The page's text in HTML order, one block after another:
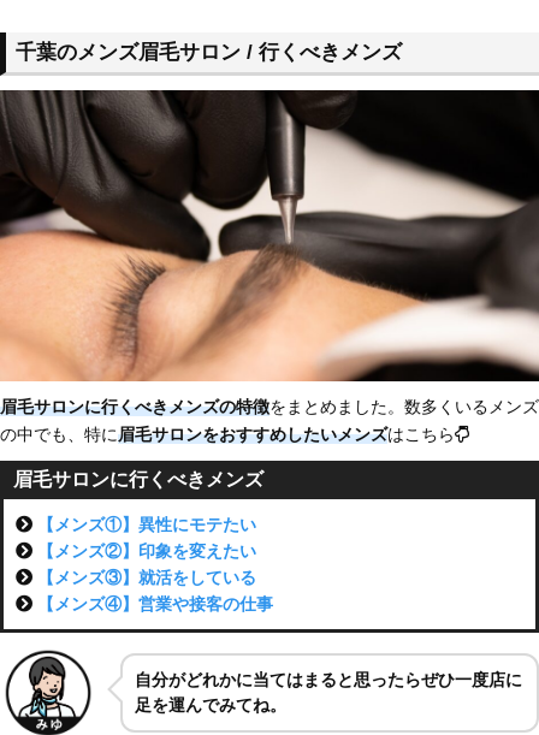
千葉のメンズ眉毛サロン / 行くべきメンズ
眉毛サロンに行くべきメンズの特徴をまとめました。数多くいるメンズ
の中でも、特に眉毛サロンをおすすめしたいメンズはこちら
眉毛サロンに行くべきメンズ
【メンズ①】異性にモテたい
【メンズ②】印象を変えたい
【メンズ③】就活をしている
【メンズ④】営業や接客の仕事
自分がどれかに当てはまると思ったらぜひ一度店に
足を運んでみてね。